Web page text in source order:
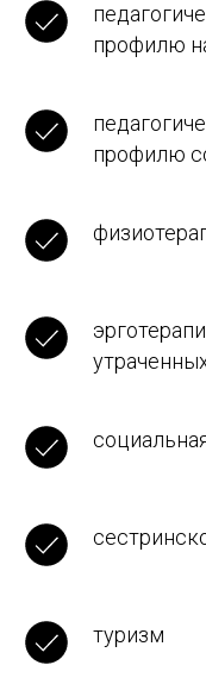
профилю
профилю
туризм